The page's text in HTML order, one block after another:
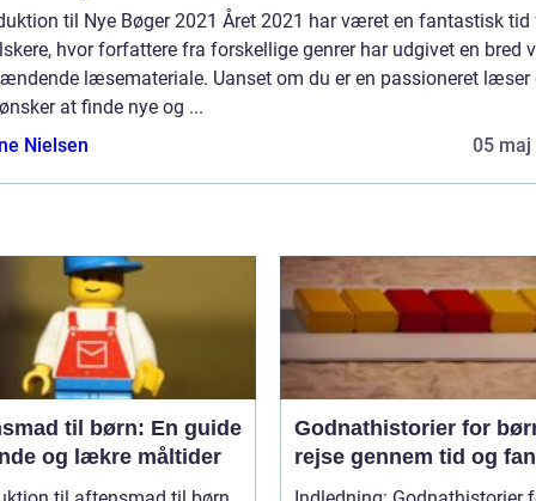
til Nye Bøger 2021 Året 2021 har været en fantastisk tid
hvor forfattere fra forskellige genrer har udgivet en bred
læsemateriale. Uanset om du er en passioneret læser
at finde nye og ...
Nielsen
05 maj
til børn: En guide
og lækre måltider
Godnathistorier for
rejse gennem tid og